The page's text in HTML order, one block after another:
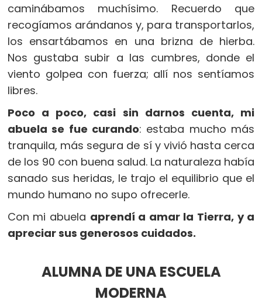
caminábamos muchísimo. Recuerdo que
recogíamos arándanos y, para transportarlos,
los ensartábamos en una brizna de hierba.
Nos gustaba subir a las cumbres, donde el
viento golpea con fuerza; allí nos sentíamos
libres.
Poco a poco, casi sin darnos cuenta, mi
abuela se fue curando: estaba mucho más
tranquila, más segura de sí y vivió hasta cerca
de los 90 con buena salud. La naturaleza había
sanado sus heridas, le trajo el equilibrio que el
mundo humano no supo ofrecerle.
Con mi abuela aprendí a amar la Tierra, y a
apreciar sus generosos cuidados.
ALUMNA DE UNA ESCUELA
MODERNA